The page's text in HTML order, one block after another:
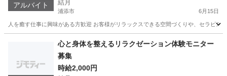
アルバイト 結月
浦添市 6月15日
人を癒す仕事に興味がある方歓迎 お客様がリラックスできる空間づくりや、セラピ
美容 スタッフ
心と身体を整えるリラクゼーション体験モニター
募集
時給2,000円